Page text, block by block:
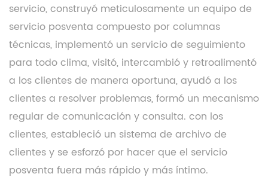
servicio, construyó meticulosamente un equipo de
servicio posventa compuesto por columnas
técnicas, implementó un servicio de seguimiento
para todo clima, visitó, intercambió y retroalimentó
a los clientes de manera oportuna, ayudó a los
clientes a resolver problemas, formó un mecanismo
regular de comunicación y consulta. con los
clientes, estableció un sistema de archivo de
clientes y se esforzó por hacer que el servicio
posventa fuera más rápido y más íntimo.